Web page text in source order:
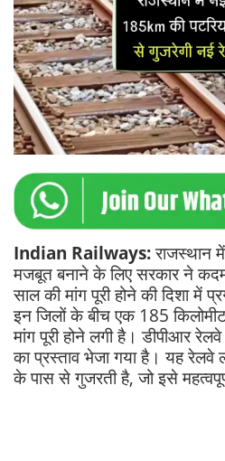
Indian Railways:राजस्थान
मजबूत बनाने के लिए सरकार ने
साल की मांग पूरी होने की दिशा में
इन जिलों के बीच एक 185
मांग पूरी होने लगी है। डीपीआर
का प्रस्ताव भेजा गया है। यह रेलवे
के पास से गुजरती है, जो इसे